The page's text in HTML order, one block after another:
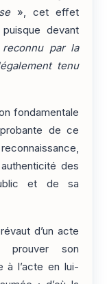
», cet effet
devant
reconnu par la
tenu
fondamentale
de ce
des
et de sa
d’un acte
prouver son
à l’acte en lui-